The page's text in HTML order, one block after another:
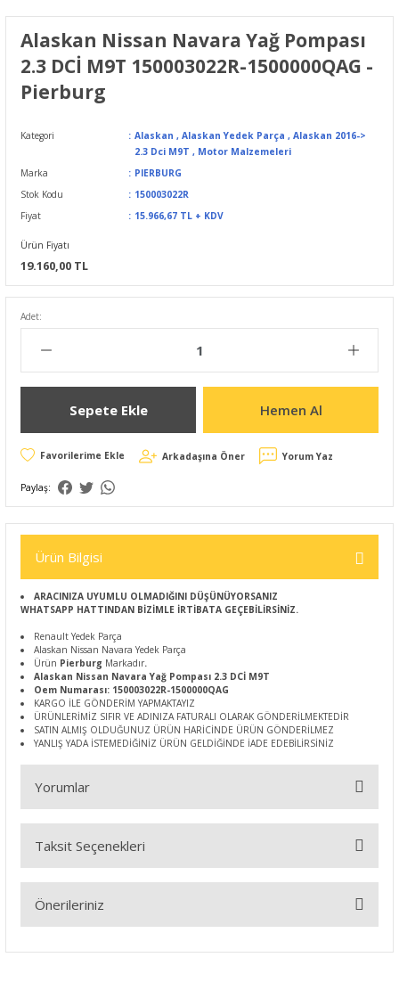
Alaskan Nissan Navara Yağ Pompası
2.3 DCİ M9T 150003022R-1500000QAG -
Pierburg
Kategori Alaskan , Alaskan Yedek Parça , Alaskan 2016->
2.3 Dci M9T , Motor Malzemeleri
Marka
PIERBURG
Stok Kodu
150003022R
Fiyat
15.966,67 TL + KDV
Ürün Fiyatı
19.160,00 TL
Adet:
Sepete Ekle Hemen Al
Arkadaşına Öner Yorum Yaz
Paylaş:
Ürün Bilgisi
ARACINIZA UYUMLU OLMADIĞINI DÜŞÜNÜYORSANIZ
WHATSAPP HATTINDAN BİZİMLE İRTİBATA GEÇEBİLİRSİNİZ.
Renault Yedek Parça
Alaskan Nissan Navara Yedek Parça
Ürün Pierburg Markadır.
Alaskan Nissan Navara Yağ Pompası 2.3 DCİ M9T
Oem Numarası: 150003022R-1500000QAG
KARGO İLE GÖNDERİM YAPMAKTAYIZ
ÜRÜNLERİMİZ SIFIR VE ADINIZA FATURALI OLARAK GÖNDERİLMEKTEDİR
SATIN ALMIŞ OLDUĞUNUZ ÜRÜN HARİCİNDE ÜRÜN GÖNDERİLMEZ
YANLIŞ YADA İSTEMEDİĞİNİZ ÜRÜN GELDİĞİNDE İADE EDEBİLİRSİNİZ
Yorumlar
Bu ürüne ilk yorumu siz yapın!
Taksit Seçenekleri
Önerileriniz